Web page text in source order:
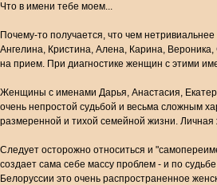
Что в имени тебе моем...
Почему-то получается, что чем
Ангелина, Кристина, Алена, Карина,
на прием. При диагностике женщин с этими
Женщины с именами Дарья, Анастасия,
очень непростой судьбой и весьма сложным
размеренной и тихой семейной жизни. Личная
Следует осторожно относиться и
создает сама себе массу проблем - и по
Белоруссии это очень распространенное